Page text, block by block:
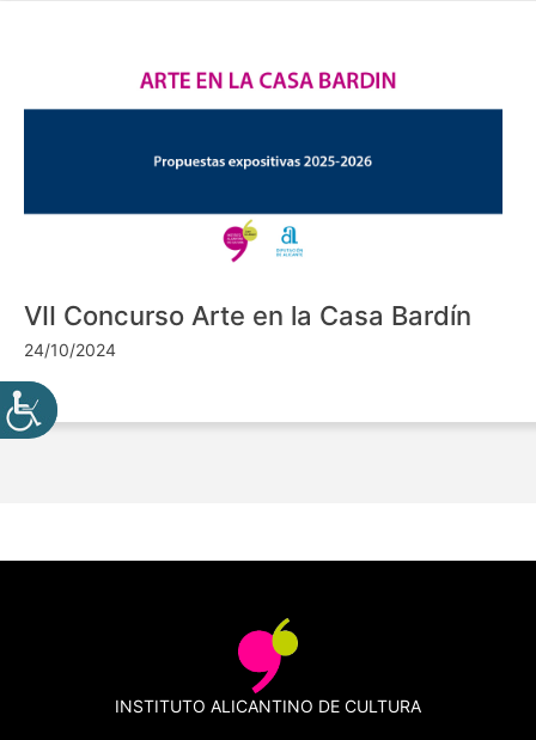
VII Concurso Arte en la Casa Bardín
24/10/2024
INSTITUTO ALICANTINO DE CULTURA